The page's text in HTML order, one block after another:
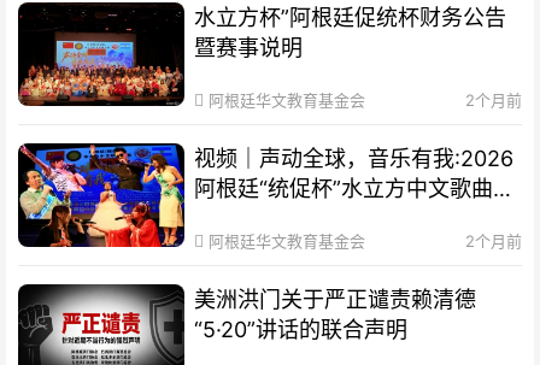
水立方杯”阿根廷促统杯财务公告
暨赛事说明
阿根廷华文教育基金会 2个月前
视频｜声动全球，音乐有我:2026
阿根廷“统促杯”水立方中文歌曲大
阿根廷华文教育基金会 2个月前
美洲洪门关于严正谴责赖清德
“5·20”讲话的联合声明